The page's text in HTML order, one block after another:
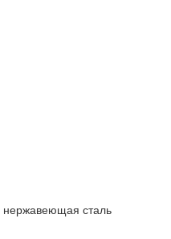
нержавеющая сталь